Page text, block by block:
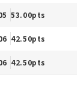
53.00pts
42.50pts
42.50pts